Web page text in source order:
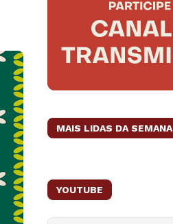
MAIS LIDAS DA SEMANA
YOUTUBE